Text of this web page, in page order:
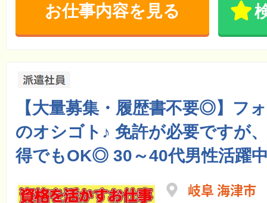
お仕事内容を見る
【大量募集・履歴書不要◎】フ
のオシゴト♪ 免許が必要ですが
得でもOK◎ 30～40代男性活躍
岐阜 海津市